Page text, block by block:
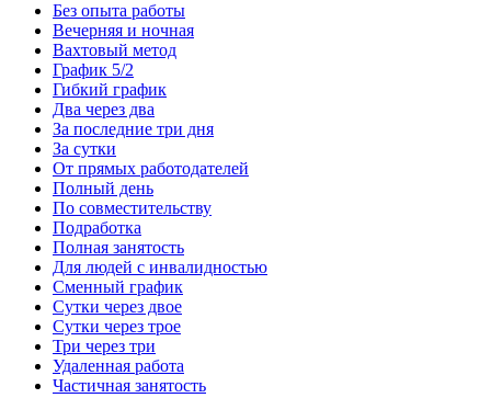
Без опыта работы
Вечерняя и ночная
Вахтовый метод
График 5/2
Гибкий график
Два через два
За последние три дня
За сутки
От прямых работодателей
Полный день
По совместительству
Подработка
Полная занятость
Для людей с инвалидностью
Сменный график
Сутки через двое
Сутки через трое
Три через три
Удаленная работа
Частичная занятость